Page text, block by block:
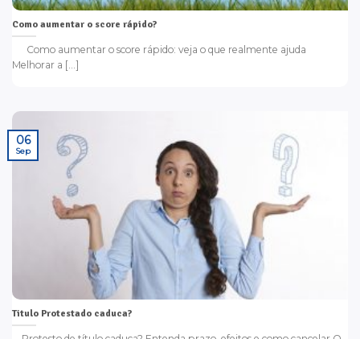
Como aumentar o score rápido?
Como aumentar o score rápido: veja o que realmente ajuda
Melhorar a [...]
Titulo Protestado caduca?
06
Sep